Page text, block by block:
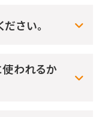
さい。
われるか